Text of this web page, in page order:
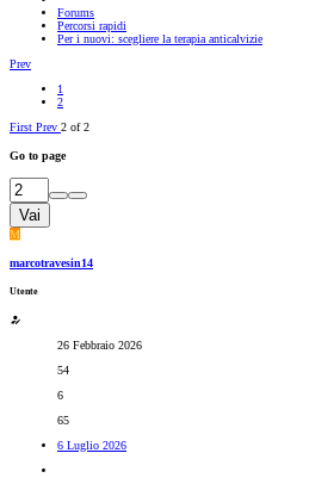
Forums
Percorsi rapidi
Per i nuovi: scegliere la terapia anticalvizie
Prev
1
2
First Prev 2 of 2
Go to page
Vai
M
marcotravesin14
Utente
26 Febbraio 2026
54
6
65
6 Luglio 2026